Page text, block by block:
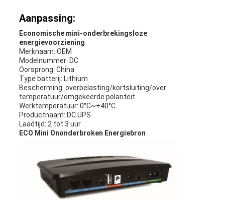
Aanpassing:
Economische mini-onderbrekingsloze
energievoorziening
Merknaam: OEM
Modelnummer: DC
Oorsprong: China
Type batterij: Lithium
Bescherming: overbelasting/kortsluiting/over
temperatuur/omgekeerde polariteit
Werktemperatuur: 0°C~+40°C
Productnaam: DC UPS
Laadtijd: 2 tot 3 uur
ECO Mini Ononderbroken Energiebron